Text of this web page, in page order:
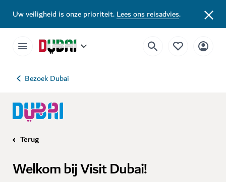
Uw veiligheid is onze prioriteit.Lees ons reisadvies.
Bezoek Dubai
Terug
Welkom bij Visit Dubai!